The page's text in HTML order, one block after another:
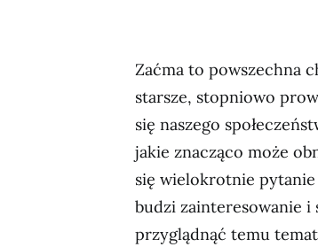
Zaćma to powszechna
starsze, stopniowo
się naszego
jakie znacząco może
się wielokrotnie
budzi zainteresowanie i
przyglądnąć temu